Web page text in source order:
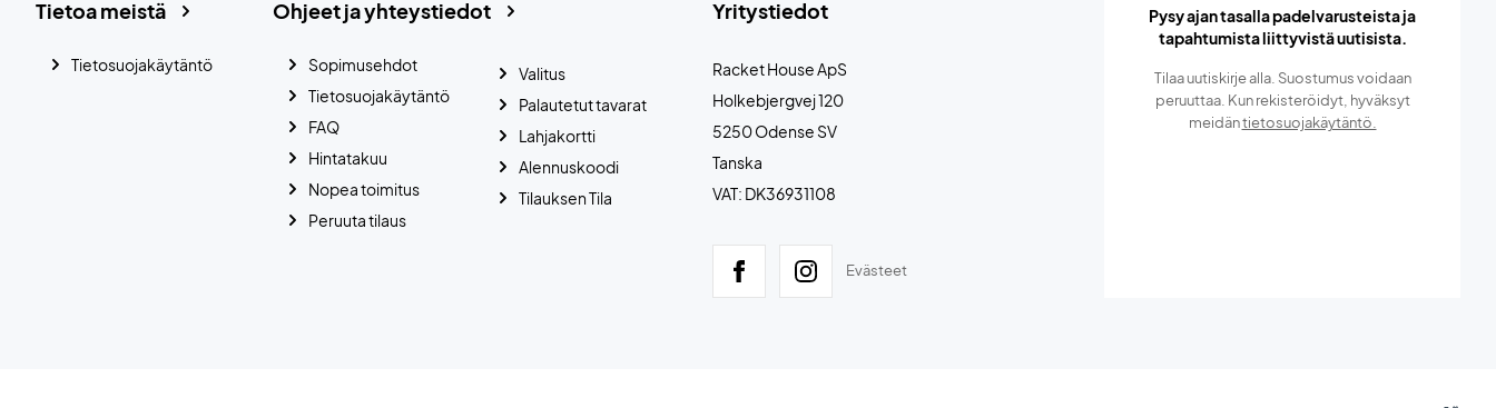
Yritystiedot
Racket House ApS
Holkebjergvej 120
5250 Odense SV
Tanska
VAT: DK36931108
Evästeet
Ohjeet ja yhteystiedot
Sopimusehdot
Tietosuojakäytäntö
FAQ
Hintatakuu
Nopea toimitus
Peruuta tilaus
Valitus
Palautetut tavarat
Lahjakortti
Alennuskoodi
Tilauksen Tila
Tietoa meistä
Tietosuojakäytäntö
Pysy ajan tasalla padelvarusteista ja
tapahtumista liittyvistä uutisista.
Tilaa uutiskirje alla. Suostumus voidaan
peruuttaa. Kun rekisteröidyt, hyväksyt
meidäntietosuojakäytäntö.